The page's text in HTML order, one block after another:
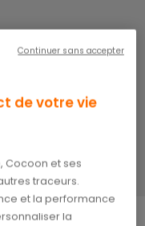
le
de votre vie
Cocoon et ses
traceurs.
et la performance
la
Continuer sans accepter